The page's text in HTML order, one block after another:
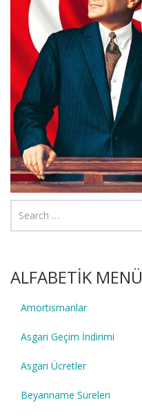
ALFABETİK MENÜ
Amortismanlar
Asgari Geçim İndirimi
Asgari Ücretler
Beyanname Süreleri